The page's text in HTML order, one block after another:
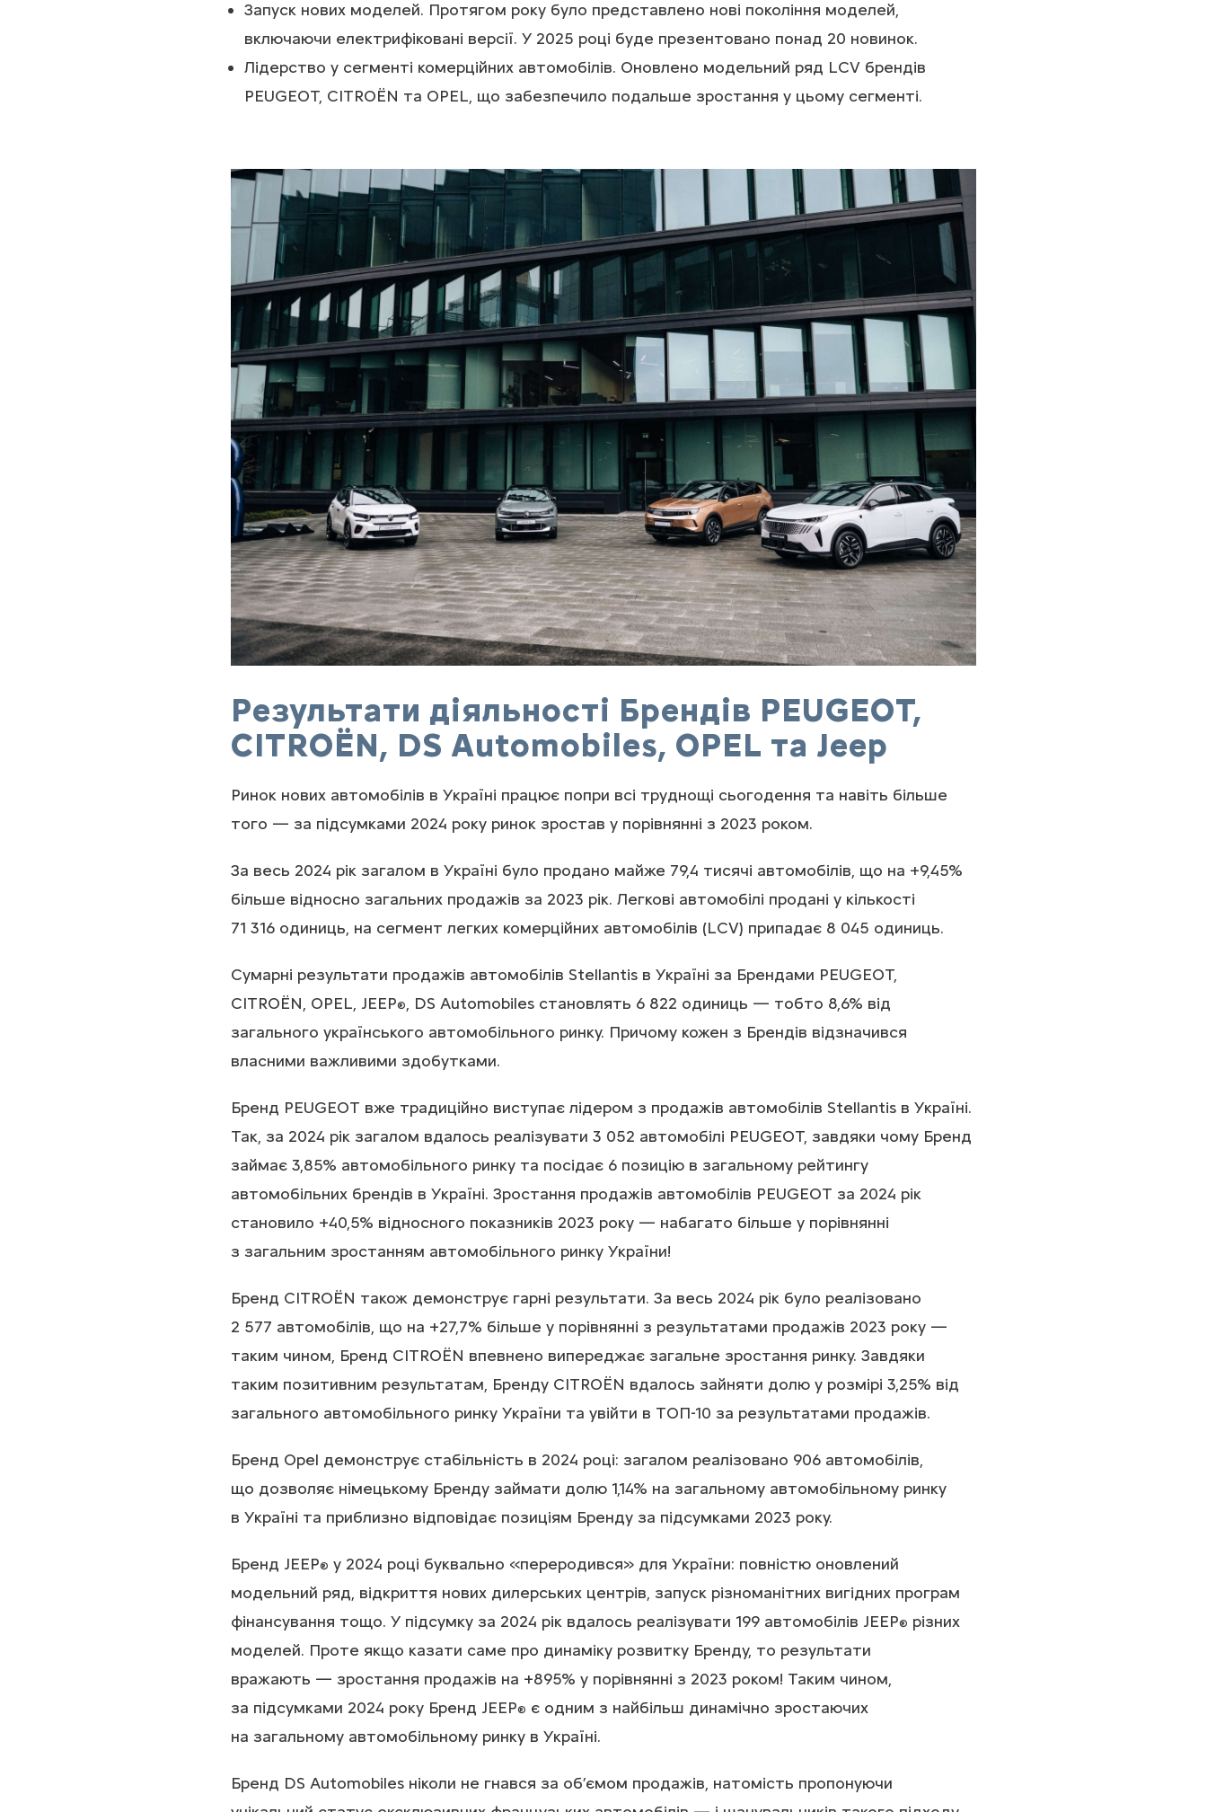
Запуск нових моделей. Протягом року було представлено нові покоління моделей,
включаючи електрифіковані версії. У 2025 році буде презентовано понад 20 новинок.
Лідерство у сегменті комерційних автомобілів. Оновлено модельний ряд LCV брендів
PEUGEOT, CITROЁN та OPEL, що забезпечило подальше зростання у цьому сегменті.
Результати діяльності Брендів PEUGEOT,
CITROЁN, DS Automobiles, OPEL та Jeep
Ринок нових автомобілів в Україні працює попри всі труднощі сьогодення та навіть більше
того — за підсумками 2024 року ринок зростав у порівнянні з 2023 роком.
За весь 2024 рік загалом в Україні було продано майже 79,4 тисячі автомобілів, що на +9,45%
більше відносно загальних продажів за 2023 рік. Легкові автомобілі продані у кількості
71 316 одиниць, на сегмент легких комерційних автомобілів (LCV) припадає 8 045 одиниць.
Сумарні результати продажів автомобілів Stellantis в Україні за Брендами PEUGEOT,
CITROЁN, OPEL, JEEP®, DS Automobiles становлять 6 822 одиниць — тобто 8,6% від
загального українського автомобільного ринку. Причому кожен з Брендів відзначився
власними важливими здобутками.
Бренд PEUGEOT вже традиційно виступає лідером з продажів автомобілів Stellantis в Україні.
Так, за 2024 рік загалом вдалось реалізувати 3 052 автомобілі PEUGEOT, завдяки чому Бренд
займає 3,85% автомобільного ринку та посідає 6 позицію в загальному рейтингу
автомобільних брендів в Україні. Зростання продажів автомобілів PEUGEOT за 2024 рік
становило +40,5% відносного показників 2023 року — набагато більше у порівнянні
з загальним зростанням автомобільного ринку України!
Бренд CITROЁN також демонструє гарні результати. За весь 2024 рік було реалізовано
2 577 автомобілів, що на +27,7% більше у порівнянні з результатами продажів 2023 року —
таким чином, Бренд CITROЁN впевнено випереджає загальне зростання ринку. Завдяки
таким позитивним результатам, Бренду CITROЁN вдалось зайняти долю у розмірі 3,25% від
загального автомобільного ринку України та увійти в ТОП-10 за результатами продажів.
Бренд Opel демонструє стабільність в 2024 році: загалом реалізовано 906 автомобілів,
що дозволяє німецькому Бренду займати долю 1,14% на загальному автомобільному ринку
в Україні та приблизно відповідає позиціям Бренду за підсумками 2023 року.
Бренд JEEP® у 2024 році буквально «переродився» для України: повністю оновлений
модельний ряд, відкриття нових дилерських центрів, запуск різноманітних вигідних програм
фінансування тощо. У підсумку за 2024 рік вдалось реалізувати 199 автомобілів JEEP® різних
моделей. Проте якщо казати саме про динаміку розвитку Бренду, то результати
вражають — зростання продажів на +895% у порівнянні з 2023 роком! Таким чином,
за підсумками 2024 року Бренд JEEP® є одним з найбільш динамічно зростаючих
на загальному автомобільному ринку в Україні.
Бренд DS Automobiles ніколи не гнався за об’ємом продажів, натомість пропонуючи